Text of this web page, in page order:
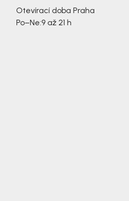
Otevírací doba Praha
Po–Ne:9 až 21 h